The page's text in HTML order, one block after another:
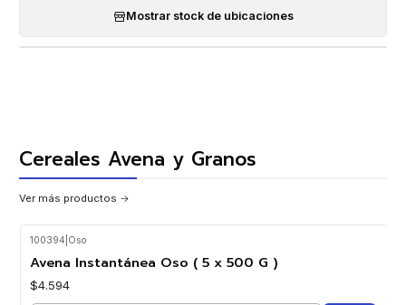
Mostrar stock de ubicaciones
Cereales Avena y Granos
Ver más productos
100394 Oso
Avena Instantánea Oso ( 5 x 500 G )
$4.594